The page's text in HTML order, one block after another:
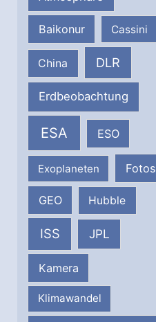
Baikonur Cassini
China DLR
Erdbeobachtung
ESA ESO
Exoplaneten Fotos
GEO Hubble
ISS JPL
Kamera
Klimawandel